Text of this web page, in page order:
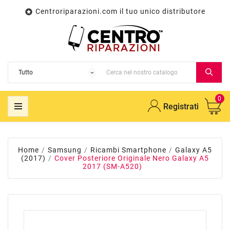
 Centroriparazioni.com il tuo unico distributore
Registrati
0
Home Samsung Ricambi Smartphone
Galaxy A5
(2017)
Cover Posteriore Originale Nero Galaxy A5
2017 (SM-A520)